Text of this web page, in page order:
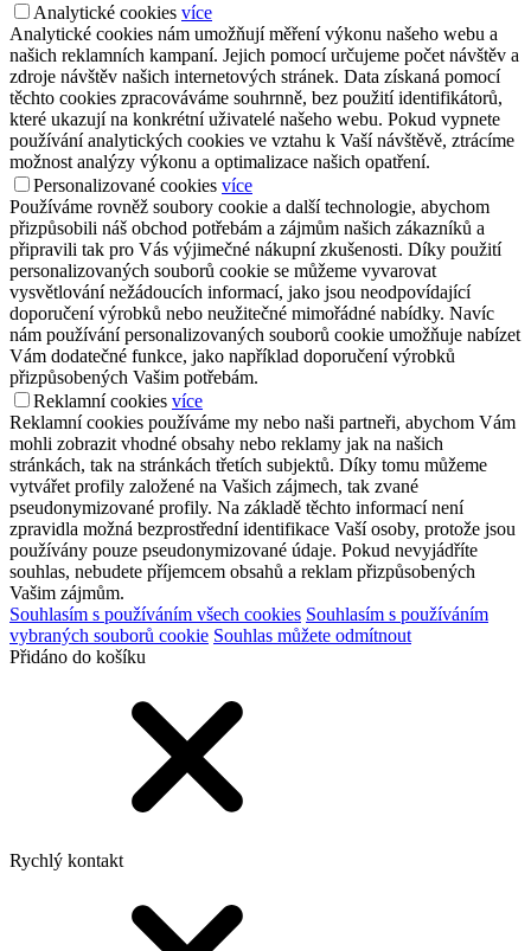
Analytické cookies více
Analytické cookies nám umožňují měření výkonu našeho webu a
našich reklamních kampaní. Jejich pomocí určujeme počet návštěv a
zdroje návštěv našich internetových stránek. Data získaná pomocí
těchto cookies zpracováváme souhrnně, bez použití identifikátorů,
které ukazují na konkrétní uživatelé našeho webu. Pokud vypnete
používání analytických cookies ve vztahu k Vaší návštěvě, ztrácíme
možnost analýzy výkonu a optimalizace našich opatření.
Personalizované cookies více
Používáme rovněž soubory cookie a další technologie, abychom
přizpůsobili náš obchod potřebám a zájmům našich zákazníků a
připravili tak pro Vás výjimečné nákupní zkušenosti. Díky použití
personalizovaných souborů cookie se můžeme vyvarovat
vysvětlování nežádoucích informací, jako jsou neodpovídající
doporučení výrobků nebo neužitečné mimořádné nabídky. Navíc
nám používání personalizovaných souborů cookie umožňuje nabízet
Vám dodatečné funkce, jako například doporučení výrobků
přizpůsobených Vašim potřebám.
Reklamní cookies více
Reklamní cookies používáme my nebo naši partneři, abychom Vám
mohli zobrazit vhodné obsahy nebo reklamy jak na našich
stránkách, tak na stránkách třetích subjektů. Díky tomu můžeme
vytvářet profily založené na Vašich zájmech, tak zvané
pseudonymizované profily. Na základě těchto informací není
zpravidla možná bezprostřední identifikace Vaší osoby, protože jsou
používány pouze pseudonymizované údaje. Pokud nevyjádříte
souhlas, nebudete příjemcem obsahů a reklam přizpůsobených
Vašim zájmům.
Souhlasím s používáním všech cookies Souhlasím s používáním
vybraných souborů cookie Souhlas můžete odmítnout
Přidáno do košíku
Rychlý kontakt